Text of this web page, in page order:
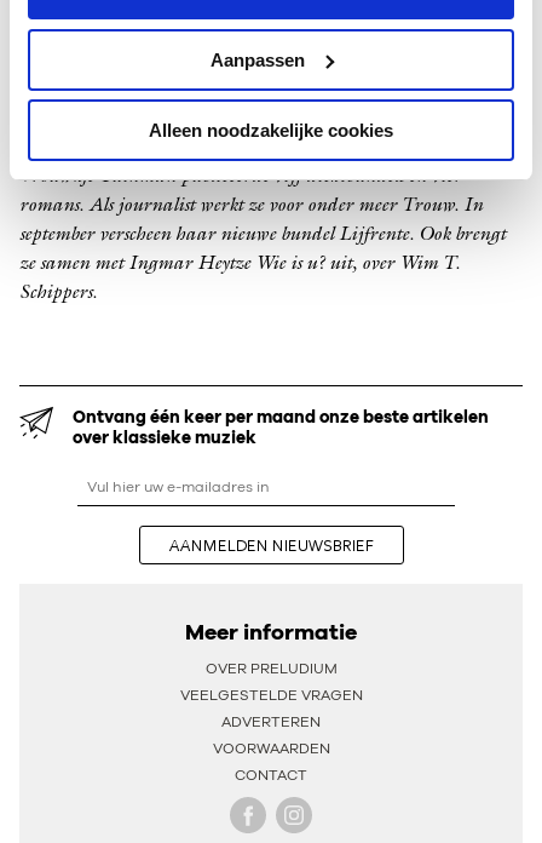
Aanpassen
Alleen noodzakelijke cookies
op je muziek reageert zou het wel een dagelijks gebeuren
kunnen worden’. Kijk eens aan. Als de musicus in kwestie nou
overdag pakketten gaat bezorgen, of beter nog: ter plekke
Vrouwkje Tuinman publiceerde vijf dichtbundels en vier
romans. Als journalist werkt ze voor onder meer Trouw. In
september verscheen haar nieuwe bundel Lijfrente. Ook brengt
ze samen met Ingmar Heytze Wie is u? uit, over Wim T.
Schippers.
Ontvang één keer per maand onze beste artikelen
over klassieke muziek
AANMELDEN NIEUWSBRIEF
Meer informatie
OVER PRELUDIUM
VEELGESTELDE VRAGEN
ADVERTEREN
VOORWAARDEN
CONTACT